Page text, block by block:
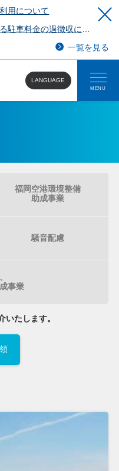
用について
一覧を見る
LANGUAGE
MENU
福岡空港環境整備
助成事業
騒音配慮
事業
いたします。